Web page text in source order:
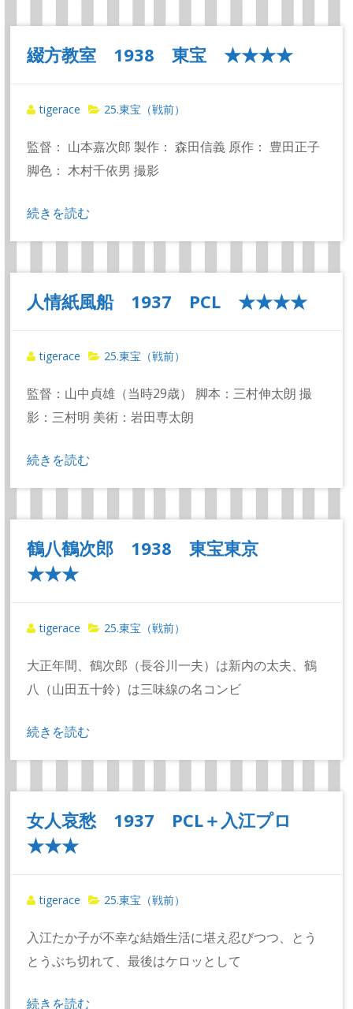
綴方教室 1938 東宝 ★★★★
tigerace 25.東宝（戦前）
監督： 山本嘉次郎 製作： 森田信義 原作： 豊田正子
脚色： 木村千依男 撮影
続きを読む
人情紙風船 1937 PCL ★★★★
tigerace 25.東宝（戦前）
監督：山中貞雄（当時29歳） 脚本：三村伸太朗 撮
影：三村明 美術：岩田専太朗
続きを読む
鶴八鶴次郎 1938 東宝東京
★★★
tigerace 25.東宝（戦前）
大正年間、鶴次郎（長谷川一夫）は新内の太夫、鶴
八（山田五十鈴）は三味線の名コンビ
続きを読む
女人哀愁 1937 PCL＋入江プロ
★★★
tigerace 25.東宝（戦前）
入江たか子が不幸な結婚生活に堪え忍びつつ、とう
とうぶち切れて、最後はケロッとして
続きを読む